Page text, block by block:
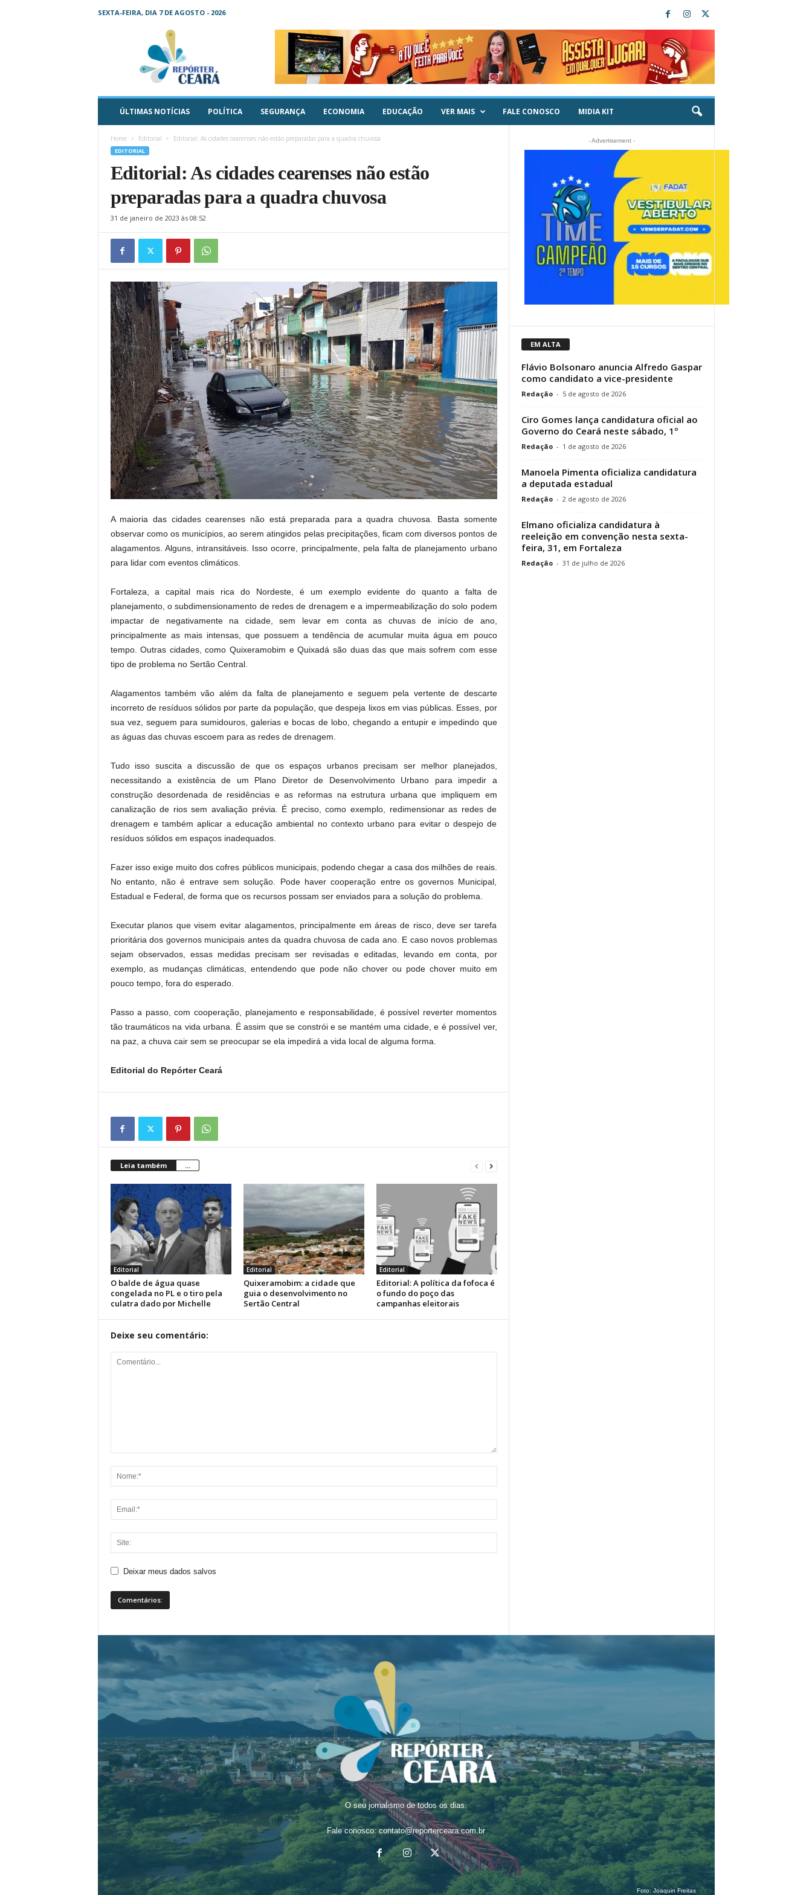
SEXTA-FEIRA, DIA 7 DE AGOSTO - 2026
e
o
ÚLTIMAS NOTÍCIAS POLÍTICA SEGURANÇA ECONOMIA EDUCAÇÃO VER MAIS FALE CONOSCO MIDIA KIT
Home Editorial Editorial: As cidades cearenses não estão preparadas para a quadra chuvosa
EDITORIAL
Editorial: As cidades cearenses não estão
preparadas para a quadra chuvosa
31 de janeiro de 2023 às 08:52
A maioria das cidades cearenses não está preparada para a quadra chuvosa. Basta somente
observar como os municípios, ao serem atingidos pelas precipitações, ficam com diversos pontos de
alagamentos. Alguns, intransitáveis. Isso ocorre, principalmente, pela falta de planejamento urbano
para lidar com eventos climáticos.
Fortaleza, a capital mais rica do Nordeste, é um exemplo evidente do quanto a falta de
planejamento, o subdimensionamento de redes de drenagem e a impermeabilização do solo podem
impactar de negativamente na cidade, sem levar em conta as chuvas de início de ano,
principalmente as mais intensas, que possuem a tendência de acumular muita água em pouco
tempo. Outras cidades, como Quixeramobim e Quixadá são duas das que mais sofrem com esse
tipo de problema no Sertão Central.
Alagamentos também vão além da falta de planejamento e seguem pela vertente de descarte
incorreto de resíduos sólidos por parte da população, que despeja lixos em vias públicas. Esses, por
sua vez, seguem para sumidouros, galerias e bocas de lobo, chegando a entupir e impedindo que
as águas das chuvas escoem para as redes de drenagem.
Tudo isso suscita a discussão de que os espaços urbanos precisam ser melhor planejados,
necessitando a existência de um Plano Diretor de Desenvolvimento Urbano para impedir a
construção desordenada de residências e as reformas na estrutura urbana que impliquem em
canalização de rios sem avaliação prévia. É preciso, como exemplo, redimensionar as redes de
drenagem e também aplicar a educação ambiental no contexto urbano para evitar o despejo de
resíduos sólidos em espaços inadequados.
Fazer isso exige muito dos cofres públicos municipais, podendo chegar a casa dos milhões de reais.
No entanto, não é entrave sem solução. Pode haver cooperação entre os governos Municipal,
Estadual e Federal, de forma que os recursos possam ser enviados para a solução do problema.
Executar planos que visem evitar alagamentos, principalmente em áreas de risco, deve ser tarefa
prioritária dos governos municipais antes da quadra chuvosa de cada ano. E caso novos problemas
sejam observados, essas medidas precisam ser revisadas e editadas, levando em conta, por
exemplo, as mudanças climáticas, entendendo que pode não chover ou pode chover muito em
pouco tempo, fora do esperado.
Passo a passo, com cooperação, planejamento e responsabilidade, é possível reverter momentos
tão traumáticos na vida urbana. É assim que se constrói e se mantém uma cidade, e é possível ver,
na paz, a chuva cair sem se preocupar se ela impedirá a vida local de alguma forma.
Editorial do Repórter Ceará
Leia também ...
Editorial
O balde de água quase
congelada no PL e o tiro pela
culatra dado por Michelle
Editorial
Quixeramobim: a cidade que
guia o desenvolvimento no
Sertão Central
Editorial
Editorial: A política da fofoca é
o fundo do poço das
campanhas eleitorais
Deixe seu comentário:
Deixar meus dados salvos
- Advertisement -
EM ALTA
Flávio Bolsonaro anuncia Alfredo Gaspar
como candidato a vice-presidente
Redação - 5 de agosto de 2026
Ciro Gomes lança candidatura oficial ao
Governo do Ceará neste sábado, 1º
Redação - 1 de agosto de 2026
Manoela Pimenta oficializa candidatura
a deputada estadual
Redação - 2 de agosto de 2026
Elmano oficializa candidatura à
reeleição em convenção nesta sexta-
feira, 31, em Fortaleza
Redação - 31 de julho de 2026
O seu jornalismo de todos os dias.
Fale conosco:contato@reporterceara.com.br
Foto: Joaquin Freitas